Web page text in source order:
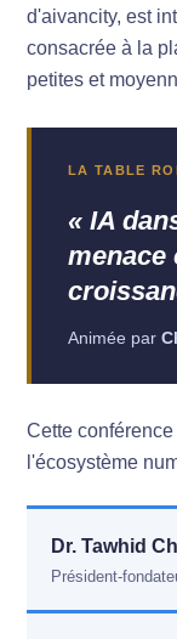
d'aivancity, est
consacrée à la
petites et
LA TABLE
« IA
menace
Animée par
Cette
l'écosystème
Dr. Tawhid
Président-